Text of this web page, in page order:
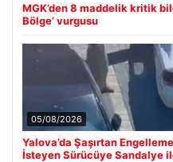
MGK’den 8 maddelik kritik
Bölge’ vurgusu
05/08/2026
Yalova’da Şaşırtan
İsteyen Sürücüye Sandalye